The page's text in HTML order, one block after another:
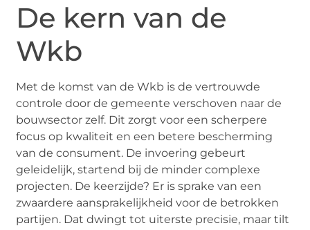
De kern van de
Wkb
Met de komst van de Wkb is de vertrouwde
controle door de gemeente verschoven naar de
bouwsector zelf. Dit zorgt voor een scherpere
focus op kwaliteit en een betere bescherming
van de consument. De invoering gebeurt
geleidelijk, startend bij de minder complexe
projecten. De keerzijde? Er is sprake van een
zwaardere aansprakelijkheid voor de betrokken
partijen. Dat dwingt tot uiterste precisie, maar tilt